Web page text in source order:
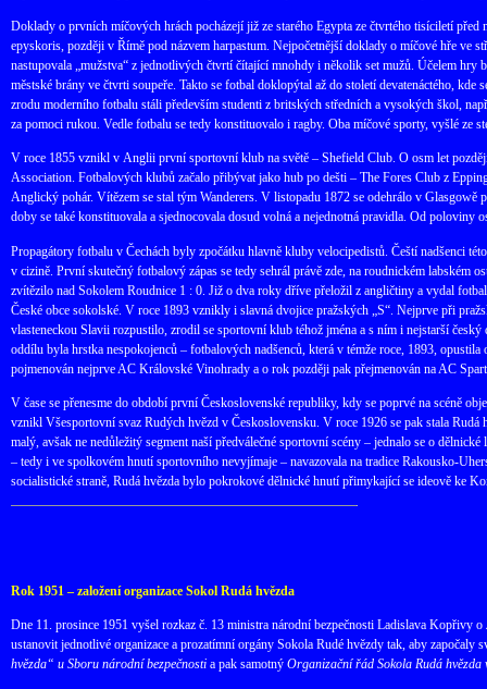
Doklady o prvních míčových hrách pocházejí již ze starého Egypta ze čtvrtého tisíciletí
epyskoris, později v Římě pod názvem harpastum. Nejpočetnější doklady o míčové hře
nastupovala „mužstva“ z jednotlivých čtvrtí čítající mnohdy i několik set mužů. Účelem
městské brány ve čtvrti soupeře. Takto se fotbal doklopýtal až do století devatenáctého,
zrodu moderního fotbalu stáli především studenti z britských středních a vysokých škol,
za pomoci rukou. Vedle fotbalu se tedy konstituovalo i ragby. Oba míčové sporty, vyšlé ze
V roce 1855 vznikl v Anglii první sportovní klub na světě – Shefield Club. O osm let
Association. Fotbalových klubů začalo přibývat jako hub po dešti – The Fores Club z
Anglický pohár. Vítězem se stal tým Wanderers. V listopadu 1872 se odehrálo v
doby se také konstituovala a sjednocovala dosud volná a nejednotná pravidla. Od
Propagátory fotbalu v Čechách byly zpočátku hlavně kluby velocipedistů. Čeští nadšenci
v cizině. První skutečný fotbalový zápas se tedy sehrál právě zde, na roudnickém
zvítězilo nad Sokolem Roudnice 1 : 0. Již o dva roky dříve přeložil z angličtiny a vydal
České obce sokolské. V roce 1893 vznikly i slavná dvojice pražských „S“. Nejprve při
vlasteneckou Slavii rozpustilo, zrodil se sportovní klub téhož jména a s ním i nejstarší
oddílu byla hrstka nespokojenců – fotbalových nadšenců, která v témže roce, 1893,
pojmenován nejprve AC Královské Vinohrady a o rok později pak přejmenován na AC
V čase se přenesme do období první Československé republiky, kdy se poprvé na scéně
vznikl Všesportovní svaz Rudých hvězd v Československu. V roce 1926 se pak stala
malý, avšak ne nedůležitý segment naší předválečné sportovní scény – jednalo se o
– tedy i ve spolkovém hnutí sportovního nevyjímaje – navazovala na tradice Rakousko-
socialistické straně, Rudá hvězda bylo pokrokové dělnické hnutí přimykající se ideově ke
Rok 1951 – založení organizace Sokol Rudá hvězda
Dne 11. prosince 1951 vyšel rozkaz č. 13 ministra národní bezpečnosti Ladislava Kopřivy o
ustanovit jednotlivé organizace a prozatímní orgány Sokola Rudé hvězdy tak, aby započaly
hvězda“ u Sboru národní bezpečnosti a pak samotný Organizační řád Sokola Rudá hvězda